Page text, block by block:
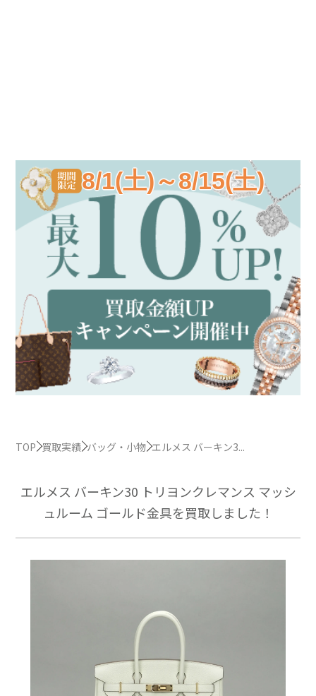
8/1(土)～8/15(土)
TOP 買取実績 バッグ・小物 エルメス バーキン3...
エルメス バーキン30 トリヨンクレマンス マッシ
ュルーム ゴールド金具を買取しました！